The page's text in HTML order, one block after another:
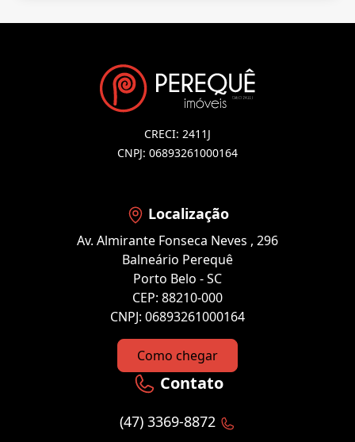
CRECI: 2411J
CNPJ: 06893261000164
Localização
Av. Almirante Fonseca Neves , 296
Balneário Perequê
Porto Belo - SC
CEP: 88210-000
CNPJ: 06893261000164
Como chegar
Contato
(47) 3369-8872